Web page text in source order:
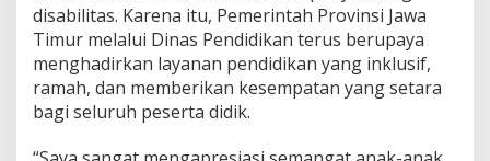
s
d
a
n
S
p
disabilitas. Karena itu, Pemerintah Provinsi Jawa
Timur melalui Dinas Pendidikan terus berupaya
menghadirkan layanan pendidikan yang inklusif,
ramah, dan memberikan kesempatan yang setara
bagi seluruh peserta didik.